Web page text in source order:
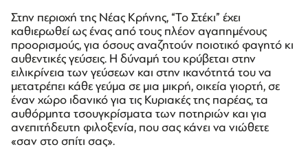
Στην περιοχή της Νέας Κρήνης, “Το Στέκι” έχει
καθιερωθεί ως ένας από τους πλέον αγαπημένους
προορισμούς, για όσους αναζητούν ποιοτικό φαγητό κι
αυθεντικές γεύσεις. Η δύναμή του κρύβεται στην
ειλικρίνεια των γεύσεων και στην ικανότητά του να
μετατρέπει κάθε γεύμα σε μια μικρή, οικεία γιορτή, σε
έναν χώρο ιδανικό για τις Κυριακές της παρέας, τα
αυθόρμητα τσουγκρίσματα των ποτηριών και για
ανεπιτήδευτη φιλοξενία, που σας κάνει να νιώθετε
«σαν στο σπίτι σας».